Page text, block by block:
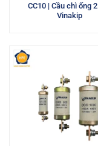
CC10 | Cầu chì ống
Vinakip